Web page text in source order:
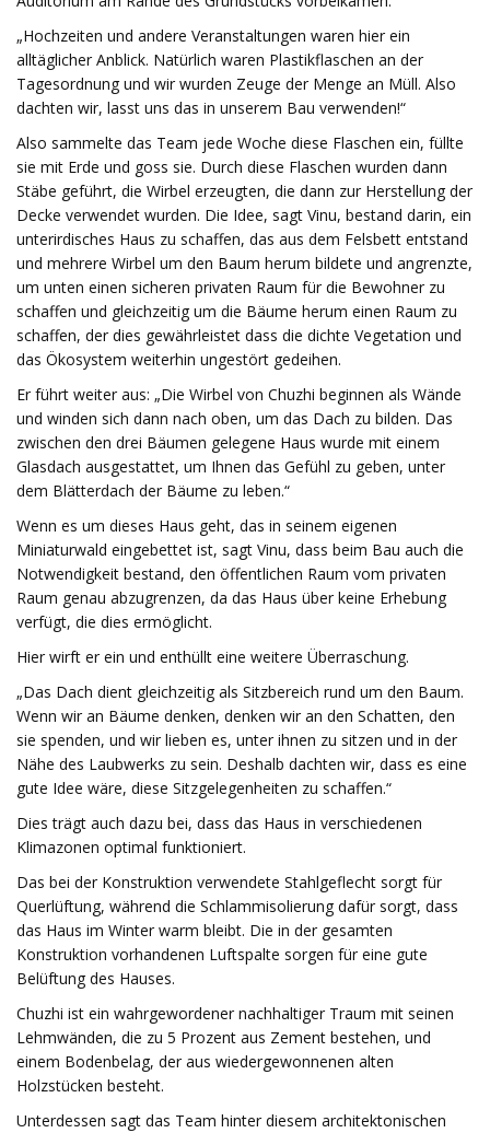
„Hochzeiten und andere Veranstaltungen waren hier ein
alltäglicher Anblick. Natürlich waren Plastikflaschen an der
Tagesordnung und wir wurden Zeuge der Menge an Müll. Also
dachten wir, lasst uns das in unserem Bau verwenden!“
Also sammelte das Team jede Woche diese Flaschen ein, füllte
sie mit Erde und goss sie. Durch diese Flaschen wurden dann
Stäbe geführt, die Wirbel erzeugten, die dann zur Herstellung der
Decke verwendet wurden. Die Idee, sagt Vinu, bestand darin, ein
unterirdisches Haus zu schaffen, das aus dem Felsbett entstand
und mehrere Wirbel um den Baum herum bildete und angrenzte,
um unten einen sicheren privaten Raum für die Bewohner zu
schaffen und gleichzeitig um die Bäume herum einen Raum zu
schaffen, der dies gewährleistet dass die dichte Vegetation und
das Ökosystem weiterhin ungestört gedeihen.
Er führt weiter aus: „Die Wirbel von Chuzhi beginnen als Wände
und winden sich dann nach oben, um das Dach zu bilden. Das
zwischen den drei Bäumen gelegene Haus wurde mit einem
Glasdach ausgestattet, um Ihnen das Gefühl zu geben, unter
dem Blätterdach der Bäume zu leben.“
Wenn es um dieses Haus geht, das in seinem eigenen
Miniaturwald eingebettet ist, sagt Vinu, dass beim Bau auch die
Notwendigkeit bestand, den öffentlichen Raum vom privaten
Raum genau abzugrenzen, da das Haus über keine Erhebung
verfügt, die dies ermöglicht.
Hier wirft er ein und enthüllt eine weitere Überraschung.
„Das Dach dient gleichzeitig als Sitzbereich rund um den Baum.
Wenn wir an Bäume denken, denken wir an den Schatten, den
sie spenden, und wir lieben es, unter ihnen zu sitzen und in der
Nähe des Laubwerks zu sein. Deshalb dachten wir, dass es eine
gute Idee wäre, diese Sitzgelegenheiten zu schaffen.“
Dies trägt auch dazu bei, dass das Haus in verschiedenen
Klimazonen optimal funktioniert.
Das bei der Konstruktion verwendete Stahlgeflecht sorgt für
Querlüftung, während die Schlammisolierung dafür sorgt, dass
das Haus im Winter warm bleibt. Die in der gesamten
Konstruktion vorhandenen Luftspalte sorgen für eine gute
Belüftung des Hauses.
Chuzhi ist ein wahrgewordener nachhaltiger Traum mit seinen
Lehmwänden, die zu 5 Prozent aus Zement bestehen, und
einem Bodenbelag, der aus wiedergewonnenen alten
Holzstücken besteht.
Unterdessen sagt das Team hinter diesem architektonischen